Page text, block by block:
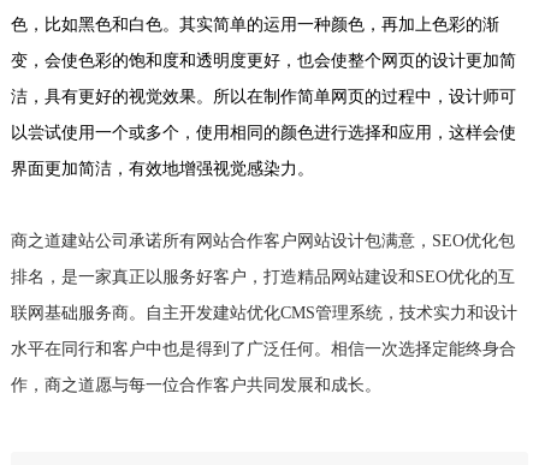
色，比如黑色和白色。其实简单的运用一种颜色，再加上色彩的渐
变，会使色彩的饱和度和透明度更好，也会使整个网页的设计更加简
洁，具有更好的视觉效果。所以在制作简单网页的过程中，设计师可
以尝试使用一个或多个，使用相同的颜色进行选择和应用，这样会使
界面更加简洁，有效地增强视觉感染力。
商之道建站公司承诺所有网站合作客户网站设计包满意，SEO优化包
排名，是一家真正以服务好客户，打造精品网站建设和SEO优化的互
联网基础服务商。自主开发建站优化CMS管理系统，技术实力和设计
水平在同行和客户中也是得到了广泛任何。相信一次选择定能终身合
作，商之道愿与每一位合作客户共同发展和成长。